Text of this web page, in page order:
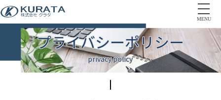
MENU
プライバシーポリシー
privacy policy